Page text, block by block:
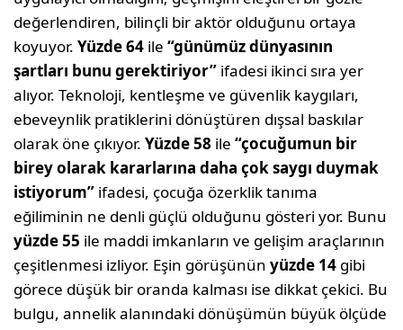
değerlendiren, bilinçli bir aktör olduğunu ortaya
koyuyor.Yüzde 64 ile“günümüz dünyasının
şartları bunu gerektiriyor” ifadesi ikinci sıra yer
alıyor. Teknoloji, kentleşme ve güvenlik kaygıları,
ebeveynlik pratiklerini dönüştüren dışsal baskılar
olarak öne çıkıyor.Yüzde 58 ile“çocuğumun bir
birey olarak kararlarına daha çok saygı duymak
istiyorum” ifadesi, çocuğa özerklik tanıma
eğiliminin ne denli güçlü olduğunu gösteri yor. Bunu
yüzde 55 ile maddi imkanların ve gelişim araçlarının
çeşitlenmesi izliyor. Eşin görüşününyüzde 14 gibi
görece düşük bir oranda kalması ise dikkat çekici. Bu
bulgu, annelik alanındaki dönüşümün büyük ölçüde